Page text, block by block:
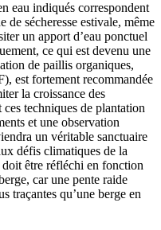
eau indiqués correspondent
de sécheresse estivale, même
un apport d’eau ponctuel
ce qui est devenu une
de paillis organiques,
est fortement recommandée
la croissance des
techniques de plantation
et une observation
un véritable sanctuaire
défis climatiques de la
être réfléchi en fonction
car une pente raide
traçantes qu’une berge en